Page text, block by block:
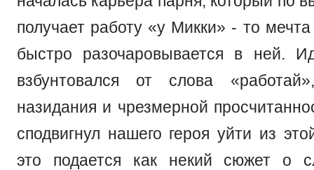
получает работу «у Микки» - то
быстро разочаровывается в ней.
взбунтовался от слова
назидания и чрезмерной
сподвигнул нашего героя уйти из
это подается как некий сюжет о